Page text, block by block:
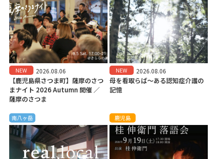
NEW 2026.08.06
【鹿児島県さつま町】薩摩のさつ
まナイト 2026 Autumn 開催 ／
薩摩のさつま
NEW 2026.08.06
母を看取らば～ある認知症介護の
記憶
南八ヶ岳 鹿児島